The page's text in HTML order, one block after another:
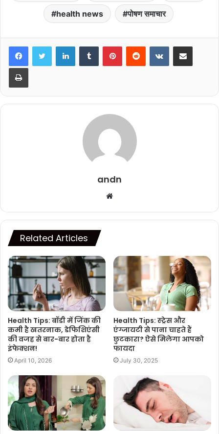
health news पोषण समाचार
LinkedInTumblr PinterestReddit VKontakteShare via Email
Print
andn
Website
Related Articles
Health Tips: बॉडी में जिंक की
कमी है खतरनाक, डेफिशिएंसी
की वजह से बार-बार होता है
इंफेक्शन!
April 10, 2026
Health Tips: स्ट्रेस और
एंग्जायटी से पाना चाहते हैं
छुटकारा? ऐसे मिलेगा आपको
फायदा
July 30, 2025